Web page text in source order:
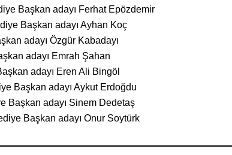
Başkan adayı Ferhat Epözdemir
Başkan adayı Ayhan Koç
adayı Özgür Kabadayı
adayı Emrah Şahan
adayı Eren Ali Bingöl
Başkan adayı Aykut Erdoğdu
Başkan adayı Sinem Dedetaş
Başkan adayı Onur Soytürk